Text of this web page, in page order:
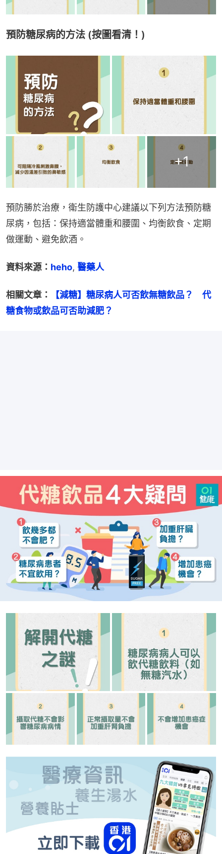
預防糖尿病的方法 (按圖看清！)
+1
預防勝於治療，衛生防護中心建議以下列方法預防糖
尿病，包括：保持適當體重和腰圍、均衡飲食、定期
做運動、避免飲酒。
資料來源： heho, 醫藥人
相關文章：
【減糖】糖尿病人可否飲無糖飲品？　代
糖食物或飲品可否助減肥？